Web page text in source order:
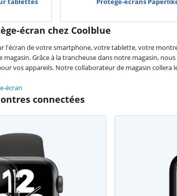
écran chez Coolblue
l'écran de votre smartphone, votre tablette, votre
Grâce à la trancheuse dans notre magasin,
vos appareils. Notre collaborateur de magasin collera
écran
connectées